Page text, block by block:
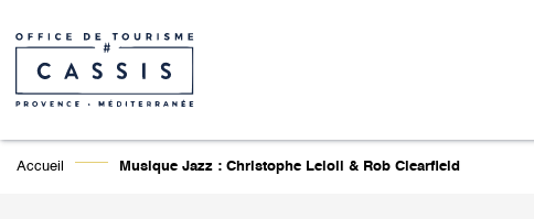
Accueil Musique Jazz : Christophe Leloil & Rob Clearfield